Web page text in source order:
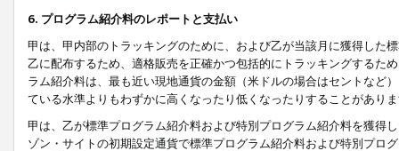
6. プログラム紹介料のレポートと支払い
甲は、甲内部のトラッキングのために、および乙が当該月に獲得した
乙に配布するため、適格販売を正確かつ包括的にトラッキングするた
ラム紹介料は、最も近い現地通貨の金額（米ドルの場合はセントなど
ている水準よりもわずかに高くなったり低くなったりすることがあり
甲は、乙が標準プログラム紹介料および特別プログラム紹介料を獲得
ゾン・サイトの初期設定通貨で標準プログラム紹介料および特別プロ